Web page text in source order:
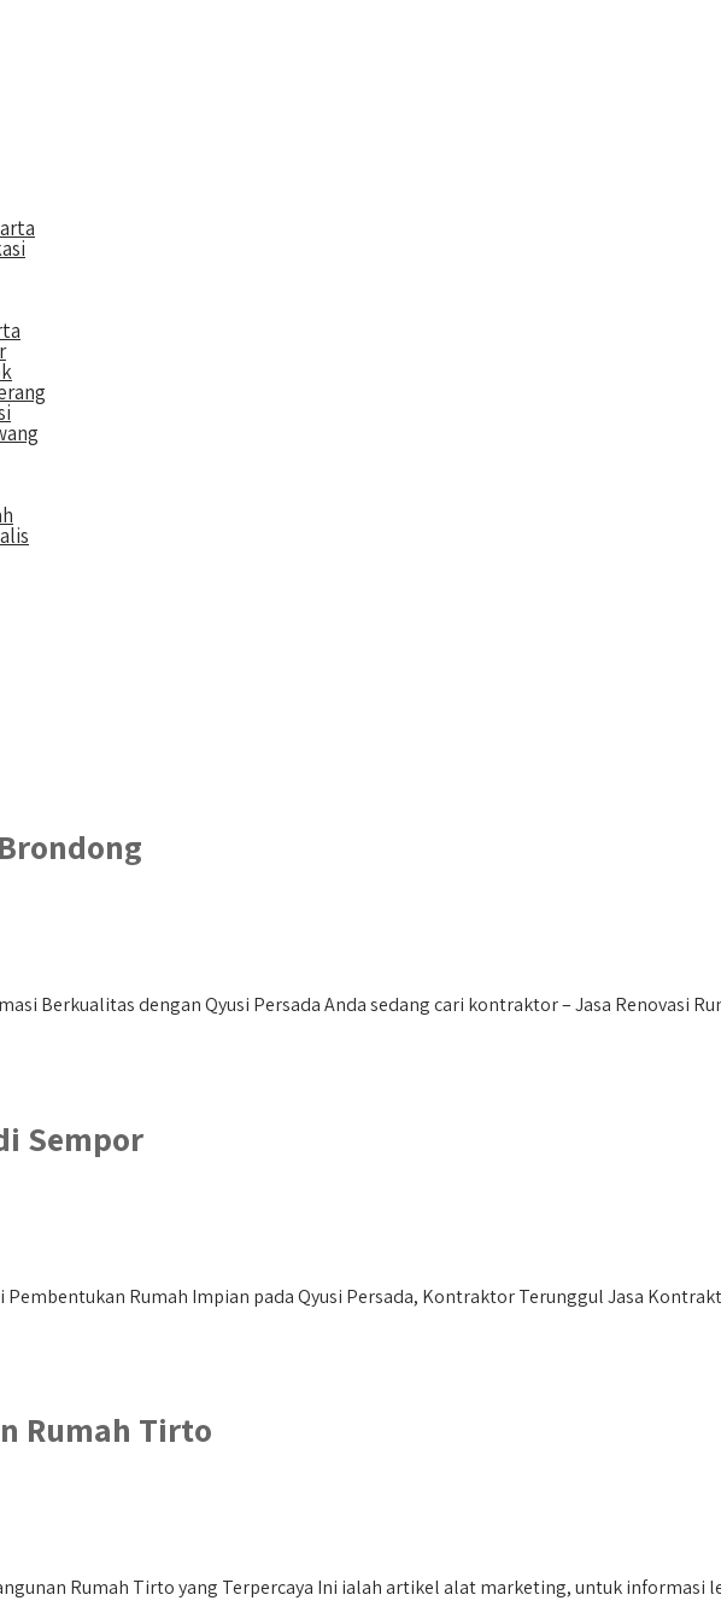
Berkualitas dengan Qyusi Persada Anda sedang cari kontraktor – Jasa Renovasi
Sempor
Rumah Impian pada Qyusi Persada, Kontraktor Terunggul Jasa
Rumah Tirto
Rumah Tirto yang Terpercaya Ini ialah artikel alat marketing, untuk informasi